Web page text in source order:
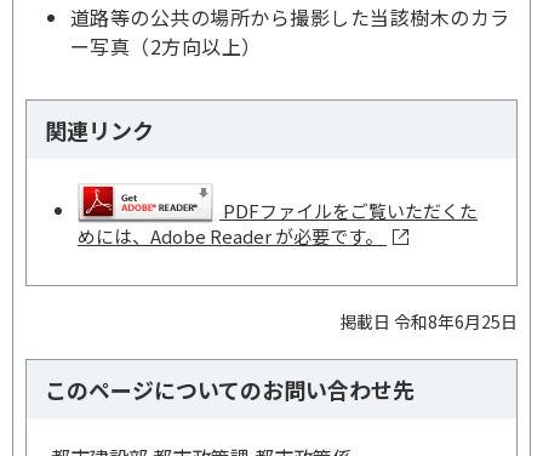
道路等の公共の場所から撮影した当該樹木のカラ
ー写真（2方向以上）
関連リンク
PDFファイルをご覧いただくた
めには、Adobe Reader が必要です。
掲載日 令和8年6月25日
このページについてのお問い合わせ先